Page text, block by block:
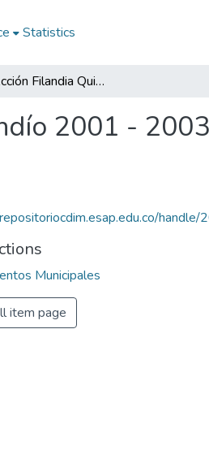
Statistics
Plan de Acción Filandia Quindío 2001 - 2003: PA Filandia Quindío 2001 - 2003
2001 -
Municipales
item page